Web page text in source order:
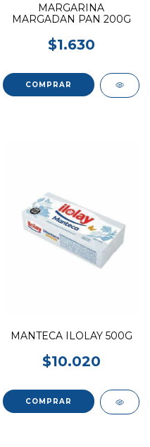
MARGARINA
MARGADAN PAN 200G
$1.630
MANTECA ILOLAY 500G
$10.020